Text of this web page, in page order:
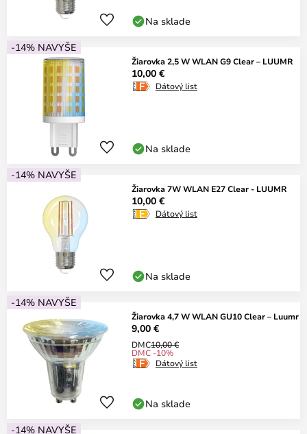
Na sklade
-14% NAVYŠE
Žiarovka 2,5 W WLAN G9 Clear – LUUMR
10,00 €
Dátový list
Na sklade
-14% NAVYŠE
Žiarovka 7W WLAN E27 Clear - LUUMR
10,00 €
Dátový list
Na sklade
-14% NAVYŠE
Žiarovka 4,7 W WLAN GU10 Clear – Luumr
9,00 €
DMC10,00 €
DMC -10%
Dátový list
Na sklade
-14% NAVYŠE